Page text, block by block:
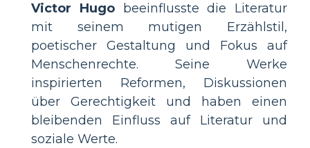
Victor Hugobeeinflusste die Literatur
mit seinem mutigen Erzählstil,
poetischer Gestaltung und Fokus auf
Menschenrechte. Seine Werke
inspirierten Reformen, Diskussionen
über Gerechtigkeit und haben einen
bleibenden Einfluss auf Literatur und
soziale Werte.